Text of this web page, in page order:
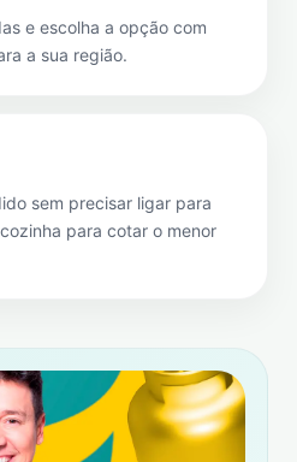
e escolha a opção com
a sua região.
sem precisar ligar para
para cotar o menor